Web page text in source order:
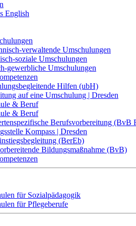
English
verwaltende Umschulungen
soziale Umschulungen
gewerbliche Umschulungen
Hilfen (ubH)
auf eine Umschulung | Dresden
& Beruf
& Beruf
Berufsvorbereitung (BvB
Kompass | Dresden
(BerEb)
Bildungsmaßnahme (BvB)
für Sozialpädagogik
für Pflegeberufe